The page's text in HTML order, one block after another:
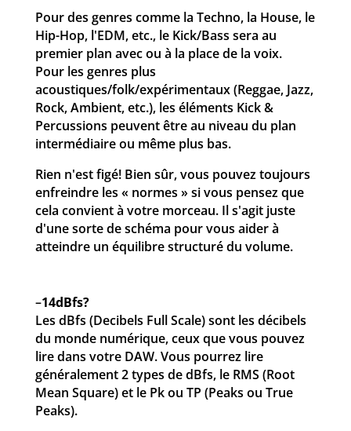
Pour des genres comme la Techno, la House, le
Hip-Hop, l'EDM, etc., le Kick/Bass sera au
premier plan avec ou à la place de la voix.
Pour les genres plus
acoustiques/folk/expérimentaux (Reggae, Jazz,
Rock, Ambient, etc.), les éléments Kick &
Percussions peuvent être au niveau du plan
intermédiaire ou même plus bas.
Rien n'est figé! Bien sûr, vous pouvez toujours
enfreindre les « normes » si vous pensez que
cela convient à votre morceau. Il s'agit juste
d'une sorte de schéma pour vous aider à
atteindre un équilibre structuré du volume.
–14dBfs?
Les dBfs (Decibels Full Scale) sont les décibels
du monde numérique, ceux que vous pouvez
lire dans votre DAW. Vous pourrez lire
généralement 2 types de dBfs, le RMS (Root
Mean Square) et le Pk ou TP (Peaks ou True
Peaks).